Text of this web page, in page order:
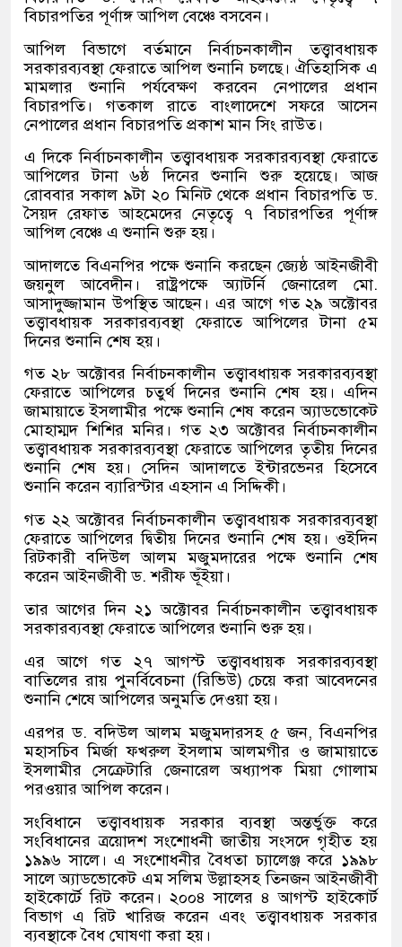
বিচারপতির পূর্ণাঙ্গ আপিল বেঞ্চে বসবেন।
আপিল বিভাগে বর্তমানে নির্বাচনকালীন তত্ত্বাবধায়ক
সরকারব্যবস্থা ফেরাতে আপিল শুনানি চলছে। ঐতিহাসিক এ
মামলার শুনানি পর্যবেক্ষণ করবেন নেপালের প্রধান
বিচারপতি। গতকাল রাতে বাংলাদেশে সফরে আসেন
নেপালের প্রধান বিচারপতি প্রকাশ মান সিং রাউত।
এ দিকে নির্বাচনকালীন তত্ত্বাবধায়ক সরকারব্যবস্থা ফেরাতে
আপিলের টানা ৬ষ্ঠ দিনের শুনানি শুরু হয়েছে। আজ
রোববার সকাল ৯টা ২০ মিনিট থেকে প্রধান বিচারপতি ড.
সৈয়দ রেফাত আহমেদের নেতৃত্বে ৭ বিচারপতির পূর্ণাঙ্গ
আপিল বেঞ্চে এ শুনানি শুরু হয়।
আদালতে বিএনপির পক্ষে শুনানি করছেন জ্যেষ্ঠ আইনজীবী
জয়নুল আবেদীন। রাষ্ট্রপক্ষে অ্যাটর্নি জেনারেল মো.
আসাদুজ্জামান উপস্থিত আছেন। এর আগে গত ২৯ অক্টোবর
তত্ত্বাবধায়ক সরকারব্যবস্থা ফেরাতে আপিলের টানা ৫ম
দিনের শুনানি শেষ হয়।
গত ২৮ অক্টোবর নির্বাচনকালীন তত্ত্বাবধায়ক সরকারব্যবস্থা
ফেরাতে আপিলের চতুর্থ দিনের শুনানি শেষ হয়। এদিন
জামায়াতে ইসলামীর পক্ষে শুনানি শেষ করেন অ্যাডভোকেট
মোহাম্মদ শিশির মনির। গত ২৩ অক্টোবর নির্বাচনকালীন
তত্ত্বাবধায়ক সরকারব্যবস্থা ফেরাতে আপিলের তৃতীয় দিনের
শুনানি শেষ হয়। সেদিন আদালতে ইন্টারভেনর হিসেবে
শুনানি করেন ব্যারিস্টার এহসান এ সিদ্দিকী।
গত ২২ অক্টোবর নির্বাচনকালীন তত্ত্বাবধায়ক সরকারব্যবস্থা
ফেরাতে আপিলের দ্বিতীয় দিনের শুনানি শেষ হয়। ওইদিন
রিটকারী বদিউল আলম মজুমদারের পক্ষে শুনানি শেষ
করেন আইনজীবী ড. শরীফ ভূঁইয়া।
তার আগের দিন ২১ অক্টোবর নির্বাচনকালীন তত্ত্বাবধায়ক
সরকারব্যবস্থা ফেরাতে আপিলের শুনানি শুরু হয়।
এর আগে গত ২৭ আগস্ট তত্ত্বাবধায়ক সরকারব্যবস্থা
বাতিলের রায় পুনর্বিবেচনা (রিভিউ) চেয়ে করা আবেদনের
শুনানি শেষে আপিলের অনুমতি দেওয়া হয়।
এরপর ড. বদিউল আলম মজুমদারসহ ৫ জন, বিএনপির
মহাসচিব মির্জা ফখরুল ইসলাম আলমগীর ও জামায়াতে
ইসলামীর সেক্রেটারি জেনারেল অধ্যাপক মিয়া গোলাম
পরওয়ার আপিল করেন।
সংবিধানে তত্ত্বাবধায়ক সরকার ব্যবস্থা অন্তর্ভুক্ত করে
সংবিধানের ত্রয়োদশ সংশোধনী জাতীয় সংসদে গৃহীত হয়
১৯৯৬ সালে। এ সংশোধনীর বৈধতা চ্যালেঞ্জ করে ১৯৯৮
সালে অ্যাডভোকেট এম সলিম উল্লাহসহ তিনজন আইনজীবী
হাইকোর্টে রিট করেন। ২০০৪ সালের ৪ আগস্ট হাইকোর্ট
বিভাগ এ রিট খারিজ করেন এবং তত্ত্বাবধায়ক সরকার
ব্যবস্থাকে বৈধ ঘোষণা করা হয়।